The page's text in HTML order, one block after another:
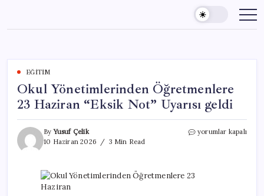
content
EĞITIM
Okul Yönetimlerinden Öğretmenlere
23 Haziran “Eksik Not” Uyarısı geldi
ByYusuf Çelik
10 Haziran 2026
3 Min Read
Okul
yorumlar kapalı